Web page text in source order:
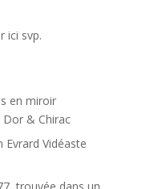
en miroir
Dor & Chirac
Vidéaste